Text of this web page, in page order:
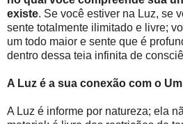
existe. Se você estiver na Luz, se
sente totalmente ilimitado e livre;
um todo maior e sente que é
dentro dessa teia infinita de
A Luz é a sua conexão com o
A Luz é informe por natureza; ela